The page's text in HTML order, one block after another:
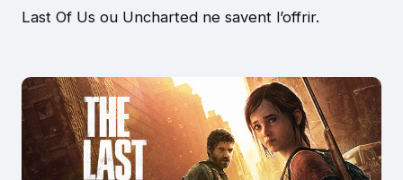
Last Of Us ou Uncharted ne savent l’offrir.